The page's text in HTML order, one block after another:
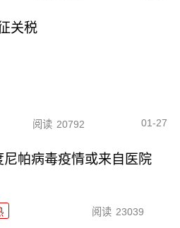
关税
阅读 20792 01-27
尼帕病毒疫情或来自医院
阅读 23039